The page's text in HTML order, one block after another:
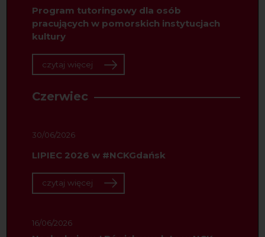
Program tutoringowy dla osób
pracujących w pomorskich instytucjach
kultury
czytaj więcej
Czerwiec
30/06/2026
LIPIEC 2026 w #NCKGdańsk
czytaj więcej
16/06/2026